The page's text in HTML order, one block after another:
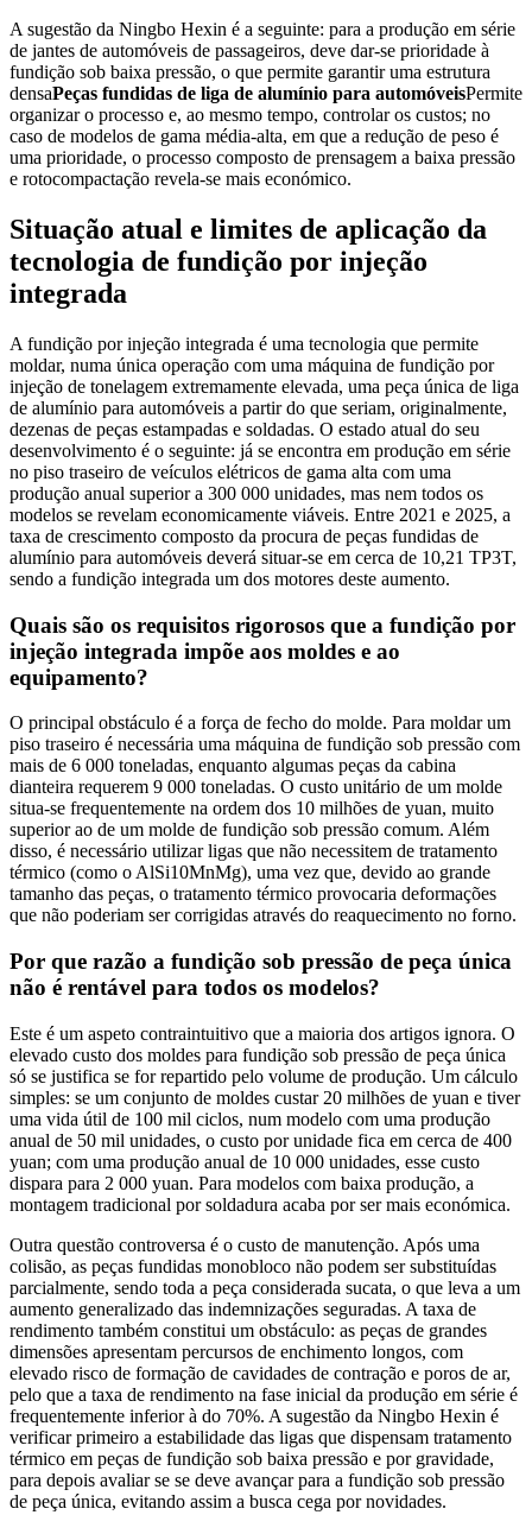
A sugestão da Ningbo Hexin é a seguinte: para a produção em série
de jantes de automóveis de passageiros, deve dar-se prioridade à
fundição sob baixa pressão, o que permite garantir uma estrutura
densaPeças fundidas de liga de alumínio para automóveisPermite
organizar o processo e, ao mesmo tempo, controlar os custos; no
caso de modelos de gama média-alta, em que a redução de peso é
uma prioridade, o processo composto de prensagem a baixa pressão
e rotocompactação revela-se mais económico.
Situação atual e limites de aplicação da
tecnologia de fundição por injeção
integrada
A fundição por injeção integrada é uma tecnologia que permite
moldar, numa única operação com uma máquina de fundição por
injeção de tonelagem extremamente elevada, uma peça única de liga
de alumínio para automóveis a partir do que seriam, originalmente,
dezenas de peças estampadas e soldadas. O estado atual do seu
desenvolvimento é o seguinte: já se encontra em produção em série
no piso traseiro de veículos elétricos de gama alta com uma
produção anual superior a 300 000 unidades, mas nem todos os
modelos se revelam economicamente viáveis. Entre 2021 e 2025, a
taxa de crescimento composto da procura de peças fundidas de
alumínio para automóveis deverá situar-se em cerca de 10,21 TP3T,
sendo a fundição integrada um dos motores deste aumento.
Quais são os requisitos rigorosos que a fundição por
injeção integrada impõe aos moldes e ao
equipamento?
O principal obstáculo é a força de fecho do molde. Para moldar um
piso traseiro é necessária uma máquina de fundição sob pressão com
mais de 6 000 toneladas, enquanto algumas peças da cabina
dianteira requerem 9 000 toneladas. O custo unitário de um molde
situa-se frequentemente na ordem dos 10 milhões de yuan, muito
superior ao de um molde de fundição sob pressão comum. Além
disso, é necessário utilizar ligas que não necessitem de tratamento
térmico (como o AlSi10MnMg), uma vez que, devido ao grande
tamanho das peças, o tratamento térmico provocaria deformações
que não poderiam ser corrigidas através do reaquecimento no forno.
Por que razão a fundição sob pressão de peça única
não é rentável para todos os modelos?
Este é um aspeto contraintuitivo que a maioria dos artigos ignora. O
elevado custo dos moldes para fundição sob pressão de peça única
só se justifica se for repartido pelo volume de produção. Um cálculo
simples: se um conjunto de moldes custar 20 milhões de yuan e tiver
uma vida útil de 100 mil ciclos, num modelo com uma produção
anual de 50 mil unidades, o custo por unidade fica em cerca de 400
yuan; com uma produção anual de 10 000 unidades, esse custo
dispara para 2 000 yuan. Para modelos com baixa produção, a
montagem tradicional por soldadura acaba por ser mais económica.
Outra questão controversa é o custo de manutenção. Após uma
colisão, as peças fundidas monobloco não podem ser substituídas
parcialmente, sendo toda a peça considerada sucata, o que leva a um
aumento generalizado das indemnizações seguradas. A taxa de
rendimento também constitui um obstáculo: as peças de grandes
dimensões apresentam percursos de enchimento longos, com
elevado risco de formação de cavidades de contração e poros de ar,
pelo que a taxa de rendimento na fase inicial da produção em série é
frequentemente inferior à do 70%. A sugestão da Ningbo Hexin é
verificar primeiro a estabilidade das ligas que dispensam tratamento
térmico em peças de fundição sob baixa pressão e por gravidade,
para depois avaliar se se deve avançar para a fundição sob pressão
de peça única, evitando assim a busca cega por novidades.